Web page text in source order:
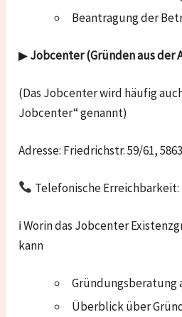
Beantragung der
▶Jobcenter (Gründen aus der
(Das Jobcenter wird häufig
Jobcenter“ genannt)
Adresse: Friedrichstr. 59/61,
Telefonische Erreichbarkeit:
ℹ Worin das Jobcenter
kann
Gründungsberatung
Überblick über